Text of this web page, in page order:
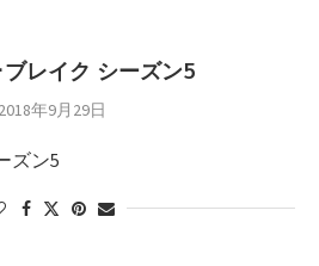
レイク シーズン5
2018年9月29日
ズン5